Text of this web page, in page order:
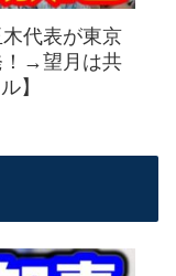
木代表が東京
！→望月は共
】